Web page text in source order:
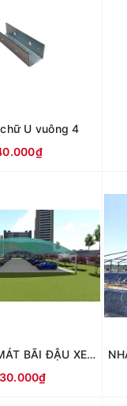
U vuông 4
NHÀ CHE MÁT BÃI ĐẬU XE MÁI VÒM